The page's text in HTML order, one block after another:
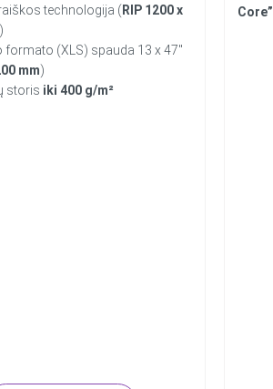
technologija ( RIP 1200 x
)
formato (XLS) spauda 13 x 47″
mm)
storis iki 400 g/m²
Core”